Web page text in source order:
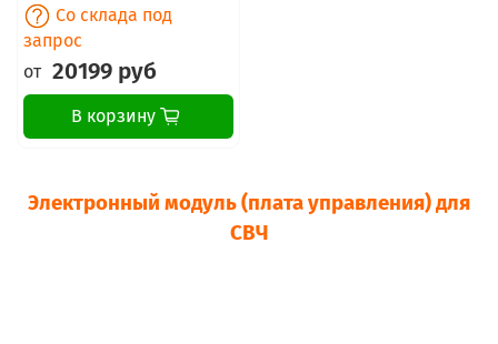
Со склада под
запрос
от 20199 руб
В корзину
Электронный модуль (плата управления) для
СВЧ